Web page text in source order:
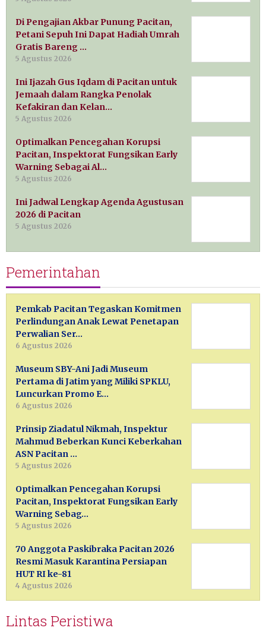
Di Pengajian Akbar Punung Pacitan,
Petani Sepuh Ini Dapat Hadiah Umrah
Gratis Bareng …
5 Agustus 2026
Ini Ijazah Gus Iqdam di Pacitan untuk
Jemaah dalam Rangka Penolak
Kefakiran dan Kelan…
5 Agustus 2026
Optimalkan Pencegahan Korupsi
Pacitan, Inspektorat Fungsikan Early
Warning Sebagai Al…
5 Agustus 2026
Ini Jadwal Lengkap Agenda Agustusan
2026 di Pacitan
5 Agustus 2026
Pemerintahan
Pemkab Pacitan Tegaskan Komitmen
Perlindungan Anak Lewat Penetapan
Perwalian Ser…
6 Agustus 2026
Museum SBY-Ani Jadi Museum
Pertama di Jatim yang Miliki SPKLU,
Luncurkan Promo E…
6 Agustus 2026
Prinsip Ziadatul Nikmah, Inspektur
Mahmud Beberkan Kunci Keberkahan
ASN Pacitan …
5 Agustus 2026
Optimalkan Pencegahan Korupsi
Pacitan, Inspektorat Fungsikan Early
Warning Sebag…
5 Agustus 2026
70 Anggota Paskibraka Pacitan 2026
Resmi Masuk Karantina Persiapan
HUT RI ke-81
4 Agustus 2026
Lintas Peristiwa